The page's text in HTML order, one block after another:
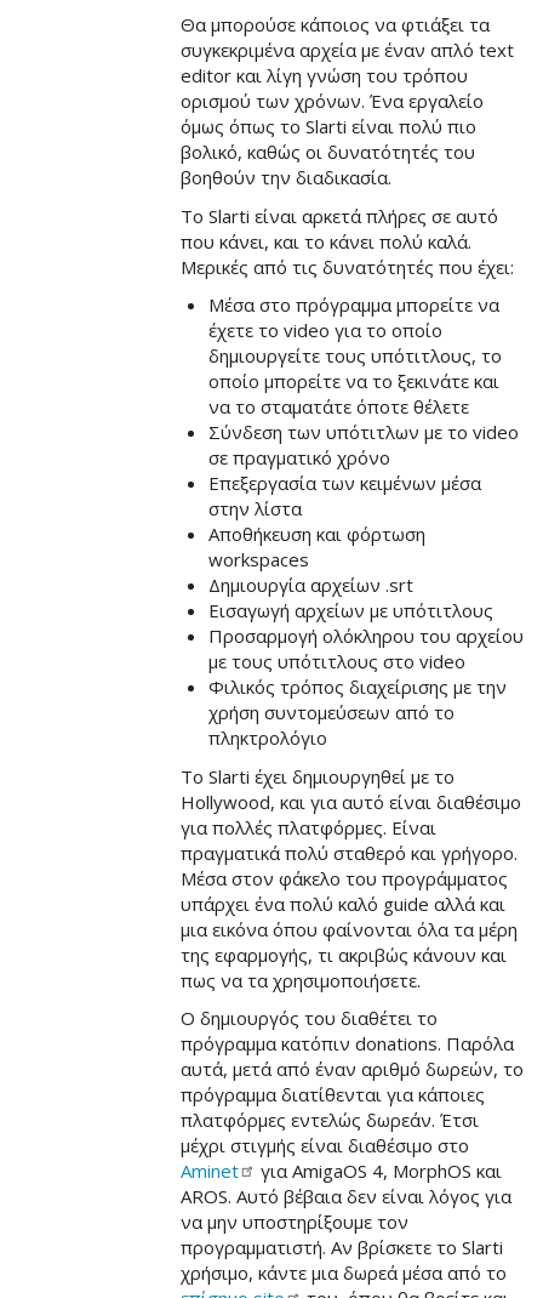
Θα μπορούσε κάποιος να φτιάξει τα
συγκεκριμένα αρχεία με έναν απλό text
editor και λίγη γνώση του τρόπου
ορισμού των χρόνων. Ένα εργαλείο
όμως όπως το Slarti είναι πολύ πιο
βολικό, καθώς οι δυνατότητές του
βοηθούν την διαδικασία.
Το Slarti είναι αρκετά πλήρες σε αυτό
που κάνει, και το κάνει πολύ καλά.
Μερικές από τις δυνατότητές που έχει:
Μέσα στο πρόγραμμα μπορείτε να
έχετε το video για το οποίο
δημιουργείτε τους υπότιτλους, το
οποίο μπορείτε να το ξεκινάτε και
να το σταματάτε όποτε θέλετε
Σύνδεση των υπότιτλων με το video
σε πραγματικό χρόνο
Επεξεργασία των κειμένων μέσα
στην λίστα
Αποθήκευση και φόρτωση
workspaces
Δημιουργία αρχείων .srt
Εισαγωγή αρχείων με υπότιτλους
Προσαρμογή ολόκληρου του αρχείου
με τους υπότιτλους στο video
Φιλικός τρόπος διαχείρισης με την
χρήση συντομεύσεων από το
πληκτρολόγιο
Το Slarti έχει δημιουργηθεί με το
Hollywood, και για αυτό είναι διαθέσιμο
για πολλές πλατφόρμες. Είναι
πραγματικά πολύ σταθερό και γρήγορο.
Μέσα στον φάκελο του προγράμματος
υπάρχει ένα πολύ καλό guide αλλά και
μια εικόνα όπου φαίνονται όλα τα μέρη
της εφαρμογής, τι ακριβώς κάνουν και
πως να τα χρησιμοποιήσετε.
Ο δημιουργός του διαθέτει το
πρόγραμμα κατόπιν donations. Παρόλα
αυτά, μετά από έναν αριθμό δωρεών, το
πρόγραμμα διατίθενται για κάποιες
πλατφόρμες εντελώς δωρεάν. Έτσι
μέχρι στιγμής είναι διαθέσιμο στο
Aminet
για AmigaOS 4, MorphOS και
AROS. Αυτό βέβαια δεν είναι λόγος για
να μην υποστηρίξουμε τον
προγραμματιστή. Αν βρίσκετε το Slarti
χρήσιμο, κάντε μια δωρεά μέσα από το